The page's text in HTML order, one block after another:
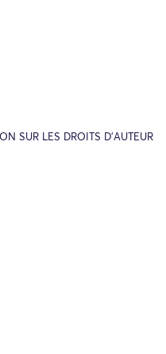
SUR LES DROITS D’AUTEUR